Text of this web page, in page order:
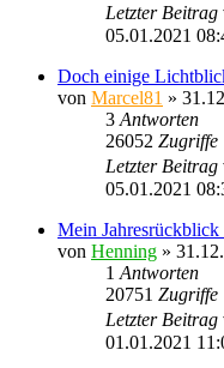
Letzter Beitrag
05.01.2021
Doch einige
von Marcel81 »
3 Antworten
26052 Zugriffe
Letzter Beitrag
05.01.2021
Mein Jahresrückblick
von Henning »
1 Antworten
20751 Zugriffe
Letzter Beitrag
01.01.2021